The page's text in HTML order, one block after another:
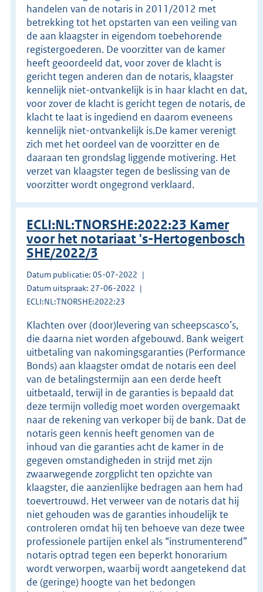
handelen van de notaris in 2011/2012 met
betrekking tot het opstarten van een veiling van
de aan klaagster in eigendom toebehorende
registergoederen. De voorzitter van de kamer
heeft geoordeeld dat, voor zover de klacht is
gericht tegen anderen dan de notaris, klaagster
kennelijk niet-ontvankelijk is in haar klacht en dat,
voor zover de klacht is gericht tegen de notaris, de
klacht te laat is ingediend en daarom eveneens
kennelijk niet-ontvankelijk is.De kamer verenigt
zich met het oordeel van de voorzitter en de
daaraan ten grondslag liggende motivering. Het
verzet van klaagster tegen de beslissing van de
voorzitter wordt ongegrond verklaard.
ECLI:NL:TNORSHE:2022:23 Kamer
voor het notariaat 's-Hertogenbosch
SHE/2022/3
Datum publicatie: 05-07-2022
Datum uitspraak: 27-06-2022
ECLI:NL:TNORSHE:2022:23
Klachten over (door)levering van scheepscasco’s,
die daarna niet worden afgebouwd. Bank weigert
uitbetaling van nakomingsgaranties (Performance
Bonds) aan klaagster omdat de notaris een deel
van de betalingstermijn aan een derde heeft
uitbetaald, terwijl in de garanties is bepaald dat
deze termijn volledig moet worden overgemaakt
naar de rekening van verkoper bij de bank. Dat de
notaris geen kennis heeft genomen van de
inhoud van die garanties acht de kamer in de
gegeven omstandigheden in strijd met zijn
zwaarwegende zorgplicht ten opzichte van
klaagster, die aanzienlijke bedragen aan hem had
toevertrouwd. Het verweer van de notaris dat hij
niet gehouden was de garanties inhoudelijk te
controleren omdat hij ten behoeve van deze twee
professionele partijen enkel als “instrumenterend”
notaris optrad tegen een beperkt honorarium
wordt verworpen, waarbij wordt aangetekend dat
de (geringe) hoogte van het bedongen